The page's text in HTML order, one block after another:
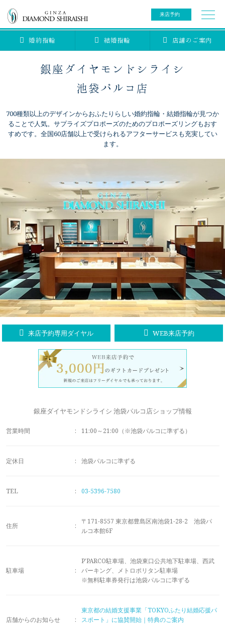
来店予約
婚約指輪 結婚指輪 店舗のご案内
0078-6000-5222
カタログ請求
ブライダルリング
セットリング
エタニティリング
クローズアップ
プロポーズアイテム
ティアラ
ベビージュエリー
ラブレタージュエリー
アニバーサリージュエリー
セットリングコレクション
商品クオリティ
ダイヤモンドの品質
ダイヤモンド仕入れのこだわり
指輪の品質・特徴
シライシについて
ブランドコンセプト
お客様への想い
ブライダルリングへの想い
パイオニアの想い
サービス
シークレットストーン
レーザー刻印サービス
ナノジュエリーコート
永久保証サービス
セミ・フルオーダー
ニュース・フェア
店舗のご案内
銀座ダイヤモンドシライシ
池袋パルコ店
700種類以上のデザインからおふたりらしい婚約指輪・結婚指輪が見つか
ることで人気。サプライズプロポーズのためのプロポーズリングもおす
すめです。全国60店舗以上で受けられるアフターサービスも充実してい
ます。
来店予約専用ダイヤル WEB来店予約
銀座ダイヤモンドシライシ 池袋パルコ店ショップ情報
営業時間 : 11:00～21:00（※池袋パルコに準ずる）
定休日 : 池袋パルコに準ずる
TEL : 03-5396-7580
住所 :
〒171-8557 東京都豊島区南池袋1-28-2 池袋パ
ルコ本館6F
駐車場 :
P'PARCO駐車場、池袋東口公共地下駐車場、西武
パーキング、メトロポリタン駐車場
※無料駐車券発行は池袋パルコに準ずる
店舗からのお知らせ :
東京都の結婚支援事業「TOKYOふたり結婚応援パ
スポート」に協賛開始｜特典のご案内